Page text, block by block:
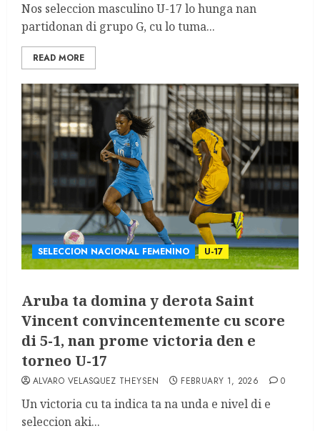
Nos seleccion masculino U-17 lo hunga nan
partidonan di grupo G, cu lo tuma...
READ MORE
SELECCION NACIONAL FEMENINO U-17
Aruba ta domina y derota Saint
Vincent convincentemente cu score
di 5-1, nan prome victoria den e
torneo U-17
ALVARO VELASQUEZ THEYSEN FEBRUARY 1, 2026 0
Un victoria cu ta indica ta na unda e nivel di e
seleccion aki...